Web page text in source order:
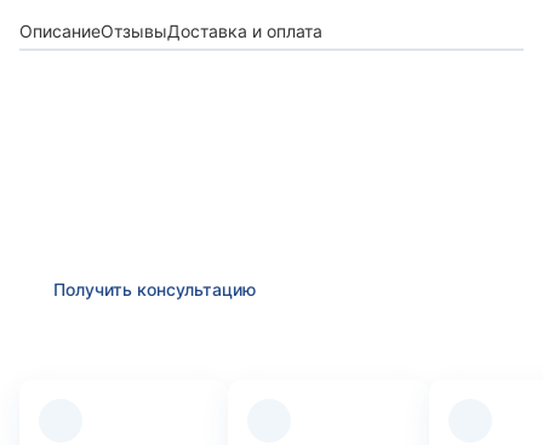
ОписаниеОтзывыДоставка и оплата
Получить консультацию